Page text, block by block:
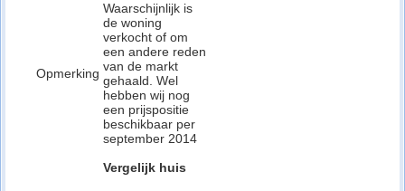
Opmerking
Waarschijnlijk is
de woning
verkocht of om
een andere reden
van de markt
gehaald. Wel
hebben wij nog
een prijspositie
beschikbaar per
september 2014
Vergelijk huis